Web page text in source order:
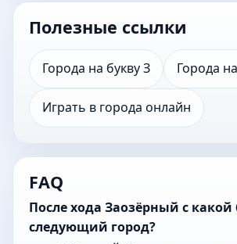
Полезные ссылки
Города на букву З Города
Играть в города онлайн
FAQ
После хода Заозёрный с
следующий город?